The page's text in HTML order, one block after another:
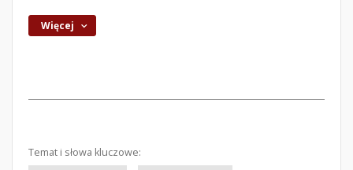
Więcej
Temat i słowa kluczowe: